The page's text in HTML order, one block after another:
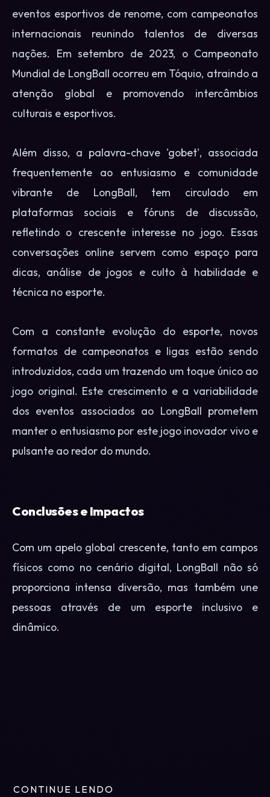
eventos esportivos de renome, com campeonatos
internacionais reunindo talentos de diversas
nações. Em setembro de 2023, o Campeonato
Mundial de LongBall ocorreu em Tóquio, atraindo a
atenção global e promovendo intercâmbios
culturais e esportivos.
Além disso, a palavra-chave 'gobet', associada
frequentemente ao entusiasmo e comunidade
vibrante de LongBall, tem circulado em
plataformas sociais e fóruns de discussão,
refletindo o crescente interesse no jogo. Essas
conversações online servem como espaço para
dicas, análise de jogos e culto à habilidade e
técnica no esporte.
Com a constante evolução do esporte, novos
formatos de campeonatos e ligas estão sendo
introduzidos, cada um trazendo um toque único ao
jogo original. Este crescimento e a variabilidade
dos eventos associados ao LongBall prometem
manter o entusiasmo por este jogo inovador vivo e
pulsante ao redor do mundo.
Conclusões e Impactos
Com um apelo global crescente, tanto em campos
físicos como no cenário digital, LongBall não só
proporciona intensa diversão, mas também une
pessoas através de um esporte inclusivo e
dinâmico.
CONTINUE LENDO